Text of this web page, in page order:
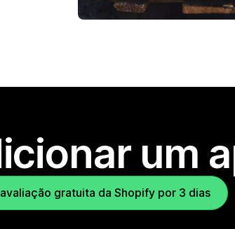
um
gratuita da Shopify por 3 dias